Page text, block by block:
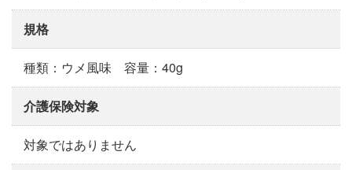
規格
種類：ウメ風味 容量：40g
介護保険対象
対象ではありません